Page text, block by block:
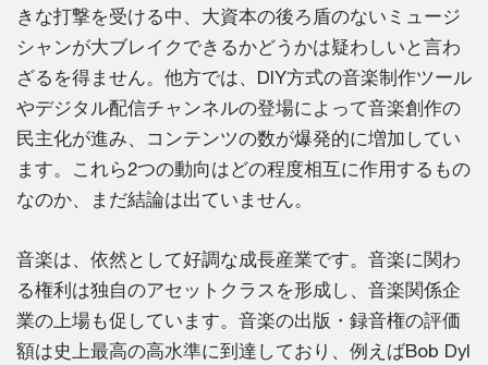
きな打撃を受ける中、大資本の後ろ盾のないミュージ
シャンが大ブレイクできるかどうかは疑わしいと言わ
ざるを得ません。他方では、DIY方式の音楽制作ツール
やデジタル配信チャンネルの登場によって音楽創作の
民主化が進み、コンテンツの数が爆発的に増加してい
ます。これら2つの動向はどの程度相互に作用するもの
なのか、まだ結論は出ていません。
音楽は、依然として好調な成長産業です。音楽に関わ
る権利は独自のアセットクラスを形成し、音楽関係企
業の上場も促しています。音楽の出版・録音権の評価
額は史上最高の高水準に到達しており、例えばBob Dyl